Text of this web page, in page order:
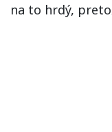
na to hrdý,